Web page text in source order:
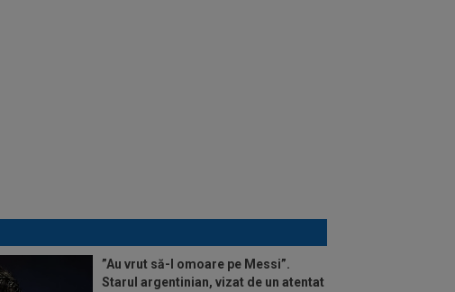
”Au vrut să-l omoare pe Messi”.
Starul argentinian, vizat de un atentat